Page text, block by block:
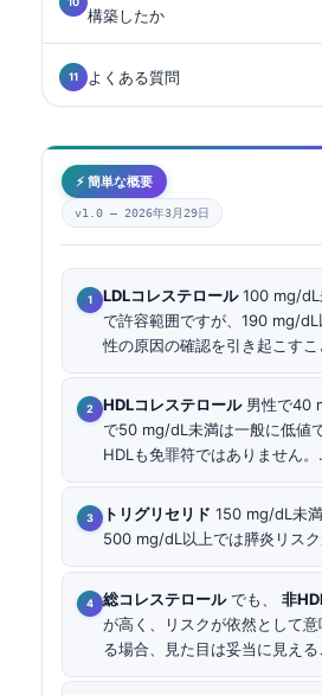
構築したか
よくある質問
⚡ 簡単な概要
v1.0 — 2026年3月29日
LDLコレステロール100 mg/dL
で許容範囲ですが、190 mg/
性の原因の確認を引き起こす
HDLコレステロール男性で40
で50 mg/dL未満は一般に低値
HDLも免罪符ではありません。.
トリグリセリド 150 mg/dL未満
500 mg/dL以上では膵炎リス
総コレステロールでも、 非
が高く、リスクが依然として
る場合、見た目は妥当に見え